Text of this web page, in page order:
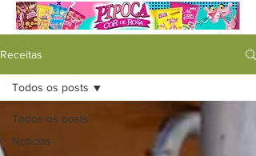
Receitas
Todos os posts
Notícias
Todos os posts